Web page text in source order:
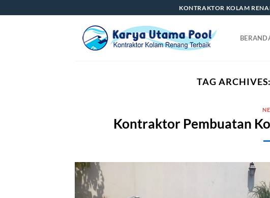
to
KONTRAKTOR KOLAM
TAG
Kontraktor Pembuatan